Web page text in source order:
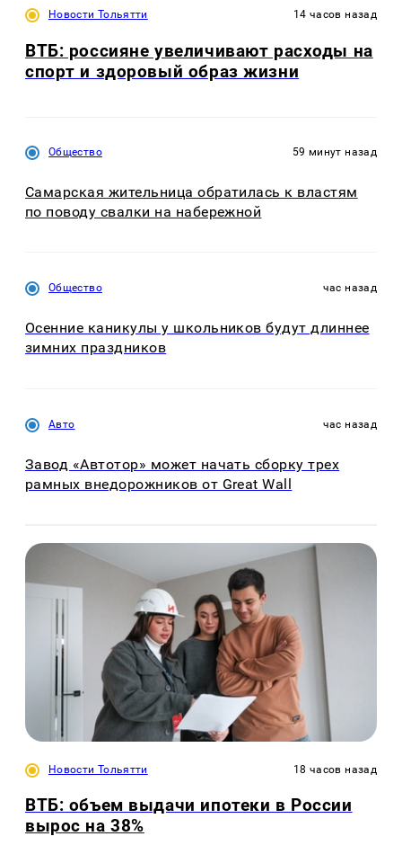
Новости Тольятти 14 часов назад
ВТБ: россияне увеличивают расходы на
спорт и здоровый образ жизни
Общество 59 минут назад
Самарская жительница обратилась к властям
по поводу свалки на набережной
Общество час назад
Осенние каникулы у школьников будут длиннее
зимних праздников
Авто час назад
Завод «Автотор» может начать сборку трех
рамных внедорожников от Great Wall
Новости Тольятти 18 часов назад
ВТБ: объем выдачи ипотеки в России
вырос на 38%